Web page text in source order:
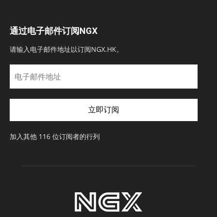
通过电子邮件订阅NGX
请输入电子邮件地址以订阅NGX.HK。
子
邮
件
址
立即订阅
加入其他 116 位订阅者的行列